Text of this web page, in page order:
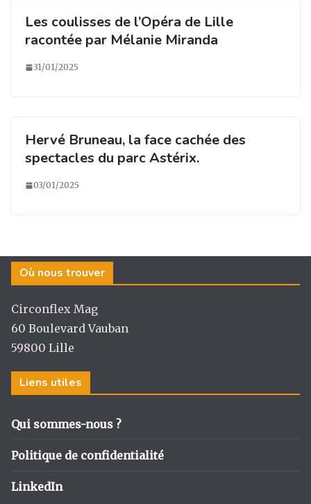
Les coulisses de l’Opéra de Lille
racontée par Mélanie Miranda
31/01/2025
Hervé Bruneau, la face cachée des
spectacles du parc Astérix.
03/01/2025
Où nous trouver
Circonflex Mag
60 Boulevard Vauban
59800 Lille
Liens utiles
Qui sommes-nous ?
Politique de confidentialité
LinkedIn